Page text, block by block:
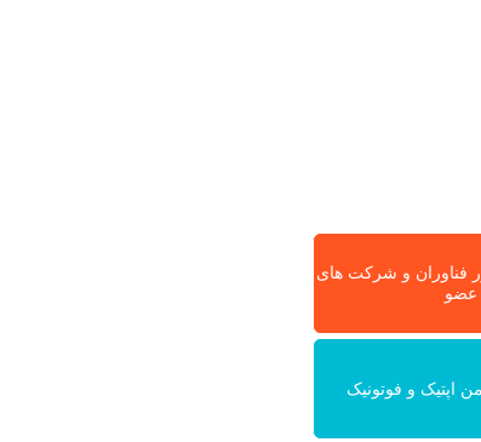
فناوران و شرکت های
عضو
اپتیک و فوتونیک